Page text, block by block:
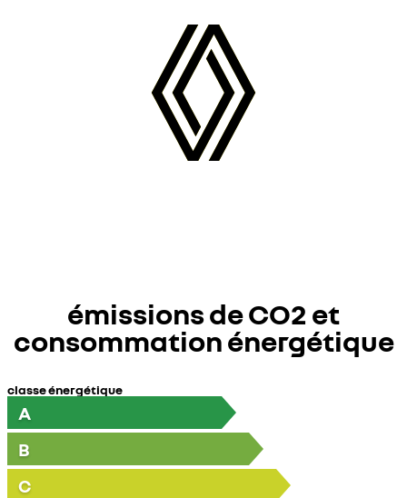
émissions de CO2 et
consommation énergétique
classe énergétique
A
B
C